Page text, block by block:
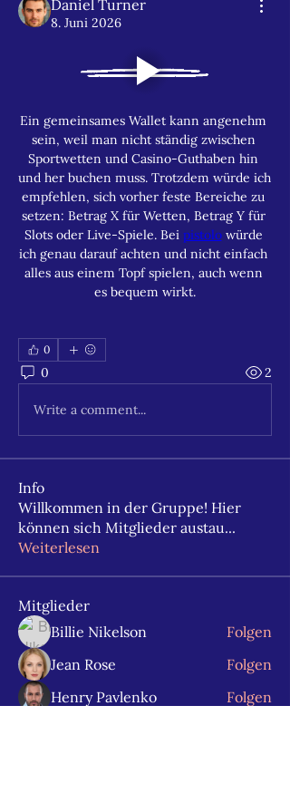
Daniel Turner
8. Juni 2026
Ein gemeinsames Wallet kann angenehm
sein, weil man nicht ständig zwischen
Sportwetten und Casino-Guthaben hin
und her buchen muss. Trotzdem würde ich
empfehlen, sich vorher feste Bereiche zu
setzen: Betrag X für Wetten, Betrag Y für
Slots oder Live-Spiele. Bei pistolo würde
ich genau darauf achten und nicht einfach
alles aus einem Topf spielen, auch wenn
es bequem wirkt.
0
0 2
Write a comment...
Info
Willkommen in der Gruppe! Hier
können sich Mitglieder austau...
Weiterlesen
Mitglieder
Billie Nikelson
Folgen
Jean Rose
Folgen
Henry Pavlenko
Folgen